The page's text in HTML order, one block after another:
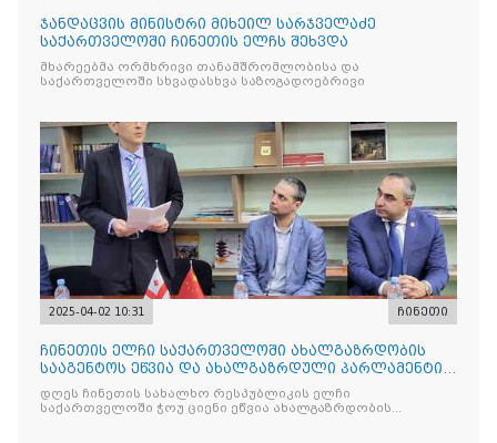
ჯანდაცვის მინისტრი მიხეილ სარჯველაძე
საქართველოში ჩინეთის ელჩს შეხვდა
მხარეებმა ორმხრივი თანამშრომლობისა და
საქართველოში სხვადასხვა საზოგადოებრივი
2025-04-02 10:31 ჩინეთი
ჩინეთის ელჩი საქართველოში ახალგაზრდობის
სააგენტოს ეწვია და ახალგაზრდული პარლამენტის
სტუდენტებს შეხვდ
დღეს ჩინეთის სახალხო რესპუბლიკის ელჩი
საქართველოში ჭოუ ციენი ეწვია ახალგაზრდობის